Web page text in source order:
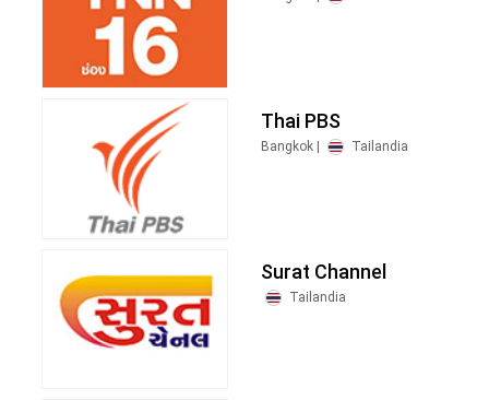
Thai PBS
Bangkok | Tailandia
Surat Channel
Tailandia